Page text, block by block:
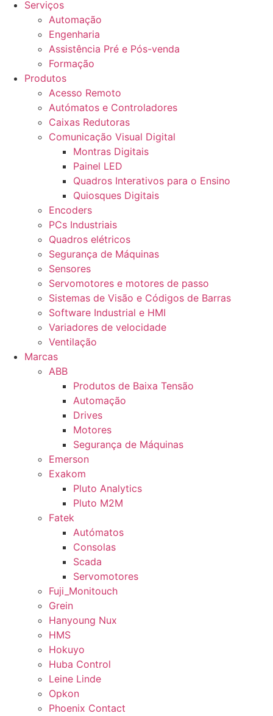
Serviços
Automação
Engenharia
Assistência Pré e Pós-venda
Formação
Produtos
Acesso Remoto
Autómatos e Controladores
Caixas Redutoras
Comunicação Visual Digital
Montras Digitais
Painel LED
Quadros Interativos para o Ensino
Quiosques Digitais
Encoders
PCs Industriais
Quadros elétricos
Segurança de Máquinas
Sensores
Servomotores e motores de passo
Sistemas de Visão e Códigos de Barras
Software Industrial e HMI
Variadores de velocidade
Ventilação
Marcas
ABB
Produtos de Baixa Tensão
Automação
Drives
Motores
Segurança de Máquinas
Emerson
Exakom
Pluto Analytics
Pluto M2M
Fatek
Autómatos
Consolas
Scada
Servomotores
Fuji_Monitouch
Grein
Hanyoung Nux
HMS
Hokuyo
Huba Control
Leine Linde
Opkon
Phoenix Contact